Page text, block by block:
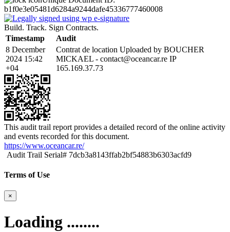
b1f0e3e05481d6284a9244dafe45336777460008
Build. Track. Sign Contracts.
Timestamp
Audit
8 December
2024 15:42
+04
Contrat de location Uploaded by BOUCHER
MICKAEL - contact@oceancar.re IP
165.169.37.73
This audit trail report provides a detailed record of the online activity
and events recorded for this document.
https://www.oceancar.re/
Audit Trail Serial# 7dcb3a8143ffab2bf54883b6303acfd9
Terms of Use
×
Loading ........